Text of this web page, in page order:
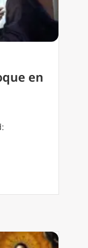
en
H.Margaret